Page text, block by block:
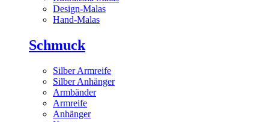
Design-Malas
Hand-Malas
Schmuck
Silber Armreife
Silber Anhänger
Armbänder
Armreife
Anhänger